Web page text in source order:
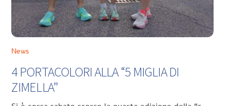
News
4 PORTACOLORI ALLA “5 MIGLIA DI
ZIMELLA”